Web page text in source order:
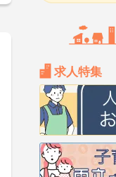
求人特集